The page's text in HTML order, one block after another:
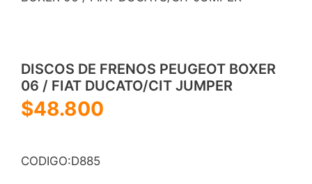
DISCOS DE FRENOS PEUGEOT BOXER
06 / FIAT DUCATO/CIT JUMPER
$48.800
CODIGO:D885